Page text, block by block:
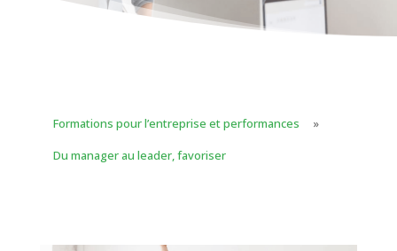
Formations pour l’entreprise et performances
»
Du manager au leader, favoriser